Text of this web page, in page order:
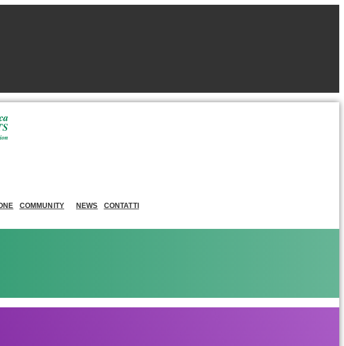
COMMUNITY NEWS CONTATTI